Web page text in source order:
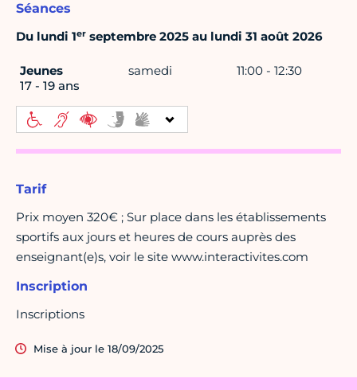
Séances
Du lundi 1er septembre 2025 au lundi 31 août 2026
Jeunes
17 - 19 ans
samedi 11:00 - 12:30
Tarif
Prix moyen 320€ ; Sur place dans les établissements
sportifs aux jours et heures de cours auprès des
enseignant(e)s, voir le site www.interactivites.com
Inscription
Inscriptions
Mise à jour le 18/09/2025